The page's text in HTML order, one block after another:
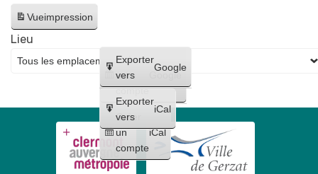
Vueimpression
Créer
un
compte
Google
Créer
un
compte
iCal
Exporter
vers
Google
Exporter
vers
iCal
Lieu